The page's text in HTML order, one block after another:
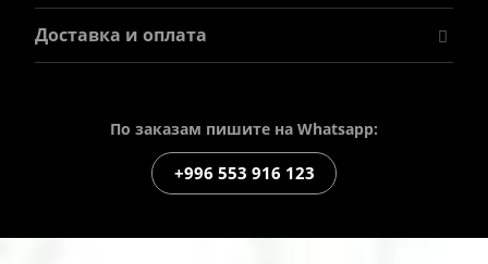
Доставка и оплата
По заказам пишите на Whatsapp:
+996 553 916 123